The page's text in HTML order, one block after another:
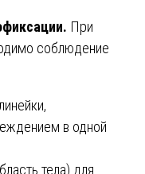
При
соблюдение
в одной
тела) для